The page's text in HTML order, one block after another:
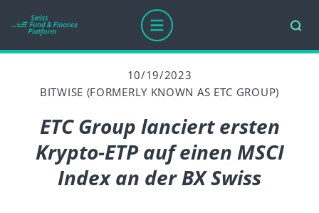
10/19/2023
BITWISE (FORMERLY KNOWN AS ETC GROUP)
ETC Group lanciert ersten
Krypto-ETP auf einen MSCI
Index an der BX Swiss